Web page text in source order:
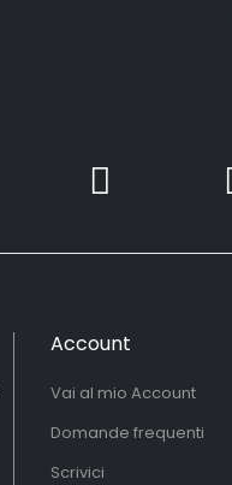
Account
Vai al mio Account
Domande frequenti
Scrivici